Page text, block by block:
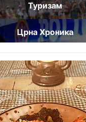
Туризам
Црна Хроника